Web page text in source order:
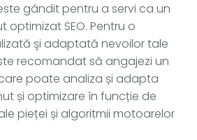
gândit pentru a servi ca un
optimizat SEO. Pentru o
şi adaptată nevoilor tale
recomandat să angajezi un
poate analiza și adapta
și optimizare în funcție de
pieței și algoritmii motoarelor